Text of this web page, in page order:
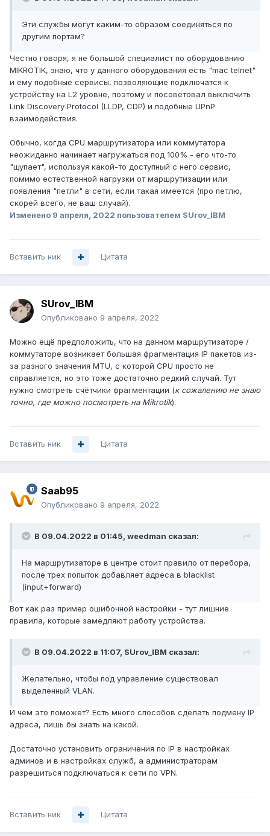
Эти службы могут каким-то образом соединяться по
другим портам?
Честно говоря, я не большой специалист по оборудованию
MIKROTIK, знаю, что у данного оборудования есть "mac telnet"
и ему подобные сервисы, позволяющие подключатся к
устройству на L2 уровне, поэтому и посоветовал выключить
Link Discovery Protocol (LLDP, CDP) и подобные UPnP
взаимодействия.
Обычно, когда CPU маршрутизатора или коммутатора
неожиданно начинает нагружаться под 100% - его что-то
"щупает", используя какой-то доступный с него сервис,
помимо естественной нагрузки от маршрутизации или
появления "петли" в сети, если такая имеется (про петлю,
скорей всего, не ваш случай).
Изменено 9 апреля, 2022 пользователем SUrov_IBM
Вставить ник Цитата
SUrov_IBM
Опубликовано 9 апреля, 2022
Можно ещё предположить, что на данном маршрутизаторе /
коммутаторе возникает большая фрагментация IP пакетов из-
за разного значения MTU, с которой CPU просто не
справляется, но это тоже достаточно редкий случай. Тут
нужно смотреть счётчики фрагментации (к сожалению не знаю
точно, где можно посмотреть на Mikrotik).
Вставить ник Цитата
Saab95
Опубликовано 9 апреля, 2022
В 09.04.2022 в 01:45, weedman сказал:
На маршрутизаторе в центре стоит правило от перебора,
после трех попыток добавляет адреса в blacklist
(input+forward)
Вот как раз пример ошибочной настройки - тут лишние
правила, которые замедляют работу устройства.
В 09.04.2022 в 11:07, SUrov_IBM сказал:
Желательно, чтобы под управление существовал
выделенный VLAN.
И чем это поможет? Есть много способов сделать подмену IP
адреса, лишь бы знать на какой.
Достаточно установить ограничения по IP в настройках
админов и в настройках служб, а администраторам
разрешиться подключаться к сети по VPN.
Вставить ник Цитата